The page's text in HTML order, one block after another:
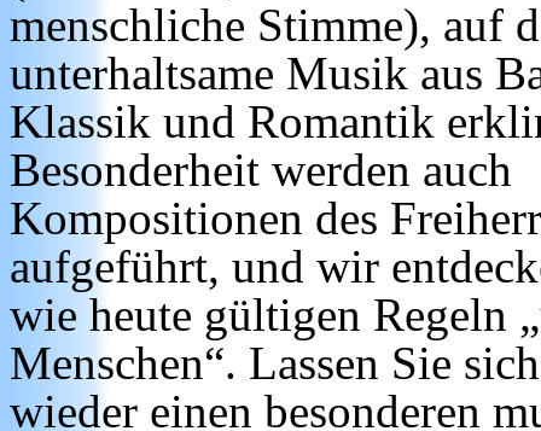
menschliche Stimme), auf
unterhaltsame Musik aus
Klassik und Romantik
Besonderheit werden auch
Kompositionen des
aufgeführt, und wir
wie heute gültigen Regeln
Menschen“. Lassen Sie
wieder einen besonderen